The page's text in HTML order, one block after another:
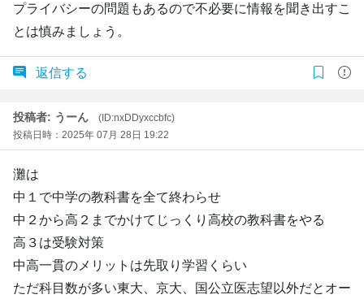
プライバシーの問題もあるので不必要に情報を聞き出すこ
とは慎みましょう。
返信する
投稿者: うーん
(ID:nxDDyxccbfc)
投稿日時：2025年 07月 28日 19:22
灘は
中１で中学の教科書を全て終わらせ
中２から高２までかけてじっくり高校の教科書をやる
高３は受験対策
中高一貫のメリットは先取り学習くらい
ただ科目数が多い東大、京大、国公立医志望以外だとオー